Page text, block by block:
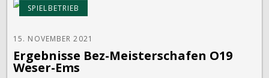
SPIELBETRIEB
15. NOVEMBER 2021
Ergebnisse Bez-Meisterschafen O19
Weser-Ems